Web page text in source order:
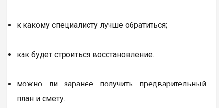
к какому специалисту лучше обратиться;
как будет строиться восстановление;
можно ли заранее получить предварительный
план и смету.